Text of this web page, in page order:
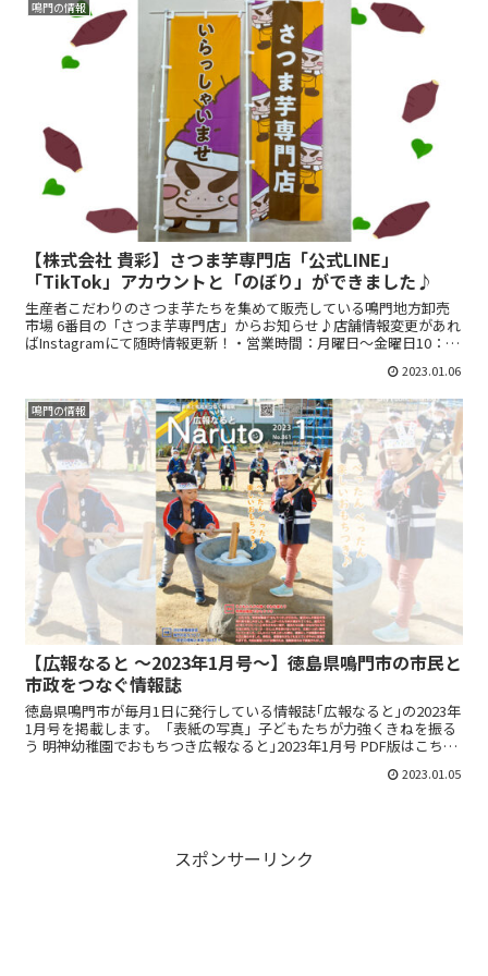
鳴門の情報
【株式会社 貴彩】さつま芋専門店「公式LINE」
「TikTok」アカウントと「のぼり」ができました♪
生産者こだわりのさつま芋たちを集めて販売している鳴門地方卸売
市場 6番目の「さつま芋専門店」からお知らせ♪店舗情報変更があれ
ばInstagramにて随時情報更新！・営業時間：月曜日～金曜日10：00
2023.01.06
鳴門の情報
【広報なると ～2023年1月号～】徳島県鳴門市の市民と
市政をつなぐ情報誌
徳島県鳴門市が毎月1日に発行している情報誌｢広報なると｣の2023年
1月号を掲載します。「表紙の写真」子どもたちが力強くきねを振る
う 明神幼稚園でおもちつき広報なると｣2023年1月号 PDF版はこちら
2023.01.05
スポンサーリンク